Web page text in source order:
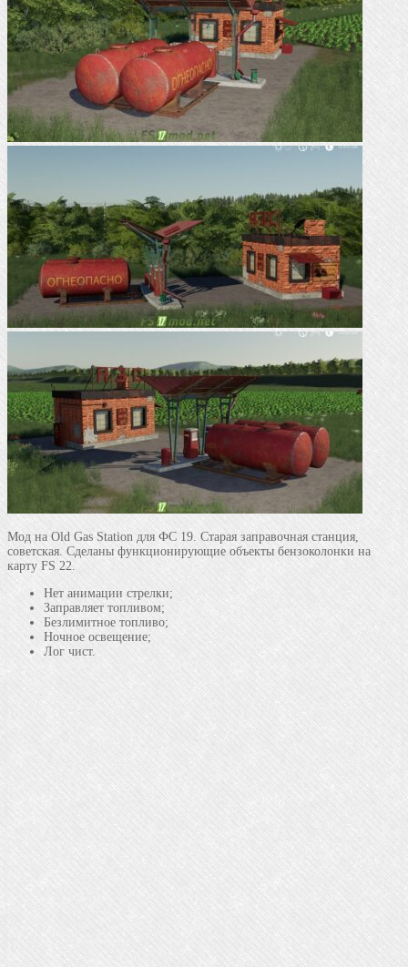
Мод на Old Gas Station для ФС 19. Старая заправочная станция,
советская. Сделаны функционирующие объекты бензоколонки на
карту FS 22.
Нет анимации стрелки;
Заправляет топливом;
Безлимитное топливо;
Ночное освещение;
Лог чист.